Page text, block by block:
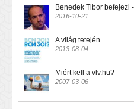
Benedek Tibor befejezi
2016-10-21
A világ tetején
2013-08-04
Miért kell a vlv.hu?
2007-03-06